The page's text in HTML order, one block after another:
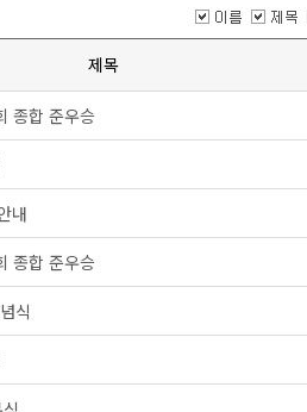
연구소
제목
종합 준우승
내
종합 준우승
식